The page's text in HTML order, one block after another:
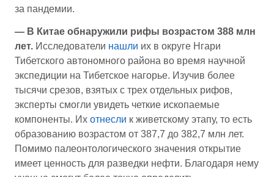
за пандемии.
— В Китае обнаружили рифы возрастом 388 млн
лет. Исследователи нашли их в округе Нгари
Тибетского автономного района во время научной
экспедиции на Тибетское нагорье. Изучив более
тысячи срезов, взятых с трех отдельных рифов,
эксперты смогли увидеть четкие ископаемые
компоненты. Их отнесли к живетскому этапу, то есть
образованию возрастом от 387,7 до 382,7 млн лет.
Помимо палеонтологического значения открытие
имеет ценность для разведки нефти. Благодаря нему